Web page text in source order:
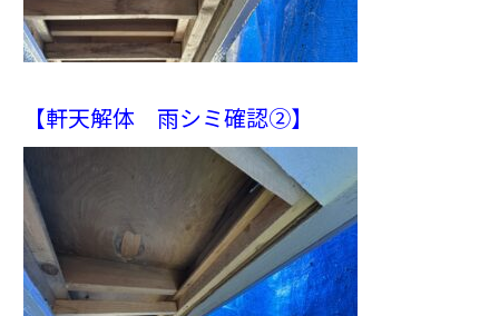
【軒天解体 雨シミ確認②】